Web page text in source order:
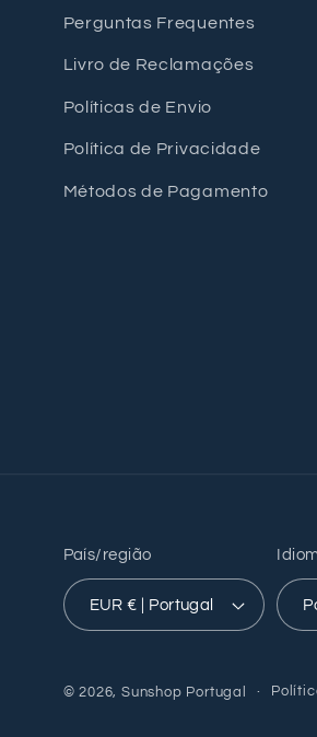
Perguntas Frequentes
Livro de Reclamações
Políticas de Envio
Política de Privacidade
Métodos de Pagamento
País/região
EUR € | Portugal
© 2026, Sunshop Portugal